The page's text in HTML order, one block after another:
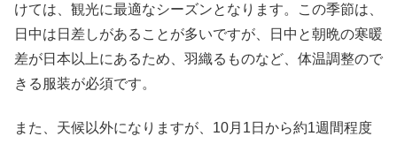
けては、観光に最適なシーズンとなります。この季節は、
日中は日差しがあることが多いですが、日中と朝晩の寒暖
差が日本以上にあるため、羽織るものなど、体温調整ので
きる服装が必須です。
また、天候以外になりますが、10月1日から約1週間程度